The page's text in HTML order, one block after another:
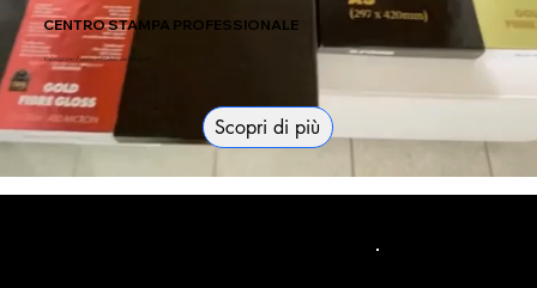
CENTRO STAMPA PROFESSIONALE
Valorizziamo il lavoro e il talento dei fotografi!
Scopri di più